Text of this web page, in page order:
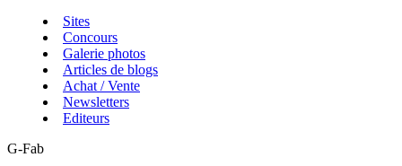
Sites
Concours
Galerie photos
Articles de blogs
Achat / Vente
Newsletters
Editeurs
G-Fab